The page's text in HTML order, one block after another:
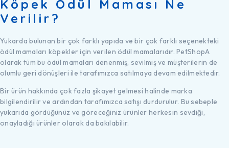
Köpek Ödül Maması Ne
Verilir?
Yukarda bulunan bir çok farklı yapıda ve bir çok farklı seçenekteki
ödül mamaları köpekler için verilen ödül mamalarıdır. PetShopA
olarak tüm bu ödül mamaları denenmiş, sevilmiş ve müşterilerin de
olumlu geri dönüşleri ile tarafımızca satılmaya devam edilmektedir.
Bir ürün hakkında çok fazla şikayet gelmesi halinde marka
bilgilendirilir ve ardından tarafımızca satışı durdurulur. Bu sebeple
yukarıda gördüğünüz ve göreceğiniz ürünler herkesin sevdiği,
onayladığı ürünler olarak da bakılabilir.